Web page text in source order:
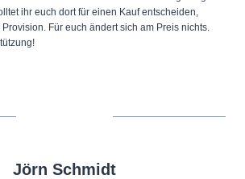
ihr euch dort für einen Kauf entscheiden,
Für euch ändert sich am Preis nichts.
Jörn Schmidt